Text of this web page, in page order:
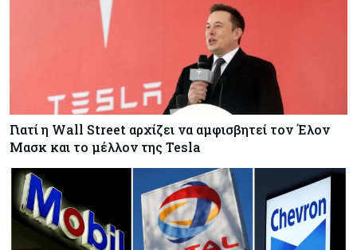
Γιατί η Wall Street αρχίζει να αμφισβητεί τον Έλον
Μασκ και το μέλλον της Tesla